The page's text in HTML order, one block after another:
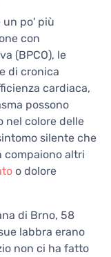
un po' più
con
(BPCO), le
di cronica
cardiaca,
possono
nel colore delle
silente che
compaiono altri
o dolore
di Brno, 58
labbra erano
non ci ha fatto